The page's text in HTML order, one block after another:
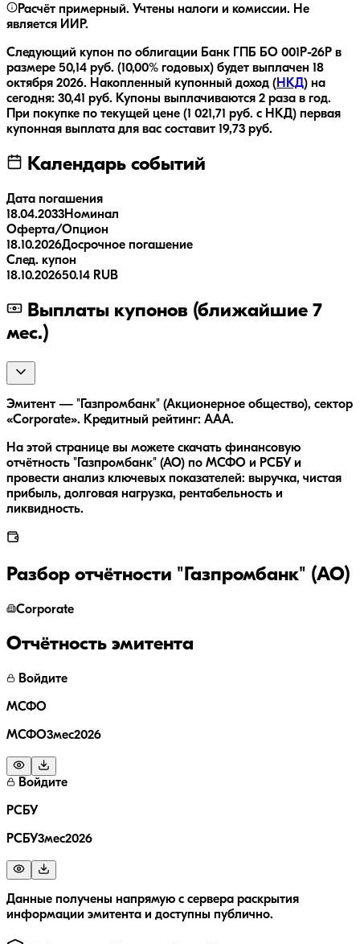
Расчёт примерный. Учтены налоги и комиссии. Не
является ИИР.
Следующий купон по облигации Банк ГПБ БО 001Р-26Р в
размере 50,14 руб. (10,00% годовых) будет выплачен 18
октября 2026. Накопленный купонный доход ( НКД) на
сегодня: 30,41 руб. Купоны выплачиваются 2 раза в год.
При покупке по текущей цене (1 021,71 руб. с НКД) первая
купонная выплата для вас составит 19,73 руб.
Календарь событий
Дата погашения
18.04.2033Номинал
Оферта/Опцион
18.10.2026Досрочное погашение
След. купон
18.10.202650.14 RUB
Выплаты купонов (ближайшие 7
мес.)
Эмитент — "Газпромбанк" (Акционерное общество), сектор
«Corporate». Кредитный рейтинг: AAA.
На этой странице вы можете скачать финансовую
отчётность "Газпромбанк" (АО) по МСФО и РСБУ и
провести анализ ключевых показателей: выручка, чистая
прибыль, долговая нагрузка, рентабельность и
ликвидность.
Разбор отчётности "Газпромбанк" (АО)
Corporate
Отчётность эмитента
Войдите
МСФО
МСФО3мес2026
Войдите
РСБУ
РСБУ3мес2026
Данные получены напрямую с сервера раскрытия
информации эмитента и доступны публично.